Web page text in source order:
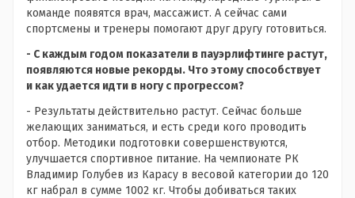
команде появятся врач, массажист. А сейчас сами
спортсмены и тренеры помогают друг другу готовиться.
- С каждым годом показатели в пауэрлифтинге растут,
появляются новые рекорды. Что этому способствует
и как удается идти в ногу с прогрессом?
- Результаты действительно растут. Сейчас больше
желающих заниматься, и есть среди кого проводить
отбор. Методики подготовки совершенствуются,
улучшается спортивное питание. На чемпионате РК
Владимир Голубев из Карасу в весовой категории до 120
кг набрал в сумме 1002 кг. Чтобы добиваться таких